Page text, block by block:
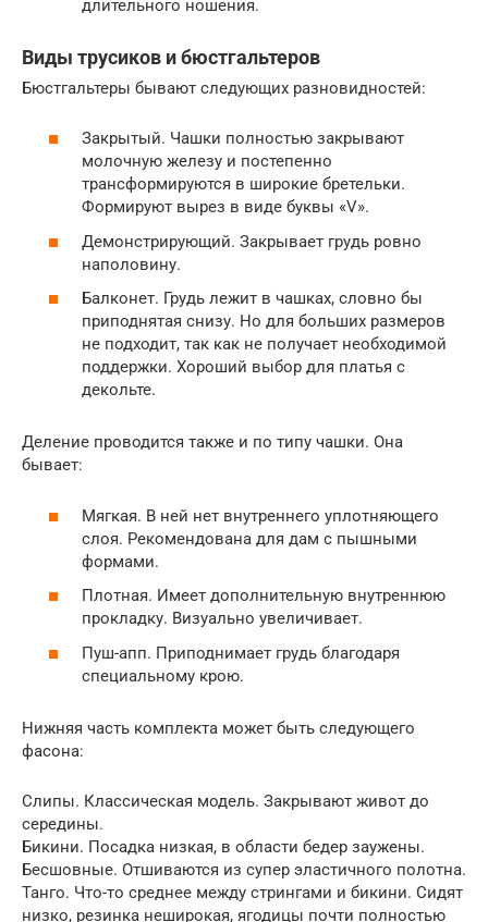
длительного ношения.
Виды трусиков и бюстгальтеров
Бюстгальтеры бывают следующих разновидностей:
Закрытый. Чашки полностью закрывают
молочную железу и постепенно
трансформируются в широкие бретельки.
Формируют вырез в виде буквы «V».
Демонстрирующий. Закрывает грудь ровно
наполовину.
Балконет. Грудь лежит в чашках, словно бы
приподнятая снизу. Но для больших размеров
не подходит, так как не получает необходимой
поддержки. Хороший выбор для платья с
декольте.
Деление проводится также и по типу чашки. Она
бывает:
Мягкая. В ней нет внутреннего уплотняющего
слоя. Рекомендована для дам с пышными
формами.
Плотная. Имеет дополнительную внутреннюю
прокладку. Визуально увеличивает.
Пуш-апп. Приподнимает грудь благодаря
специальному крою.
Нижняя часть комплекта может быть следующего
фасона:
Слипы. Классическая модель. Закрывают живот до
середины.
Бикини. Посадка низкая, в области бедер заужены.
Бесшовные. Отшиваются из супер эластичного полотна.
Танго. Что-то среднее между стрингами и бикини. Сидят
низко, резинка неширокая, ягодицы почти полностью